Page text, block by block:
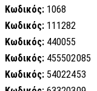
Κωδικός: 1068
Κωδικός: 111282
Κωδικός: 440055
Κωδικός: 455502085
Κωδικός: 54022453